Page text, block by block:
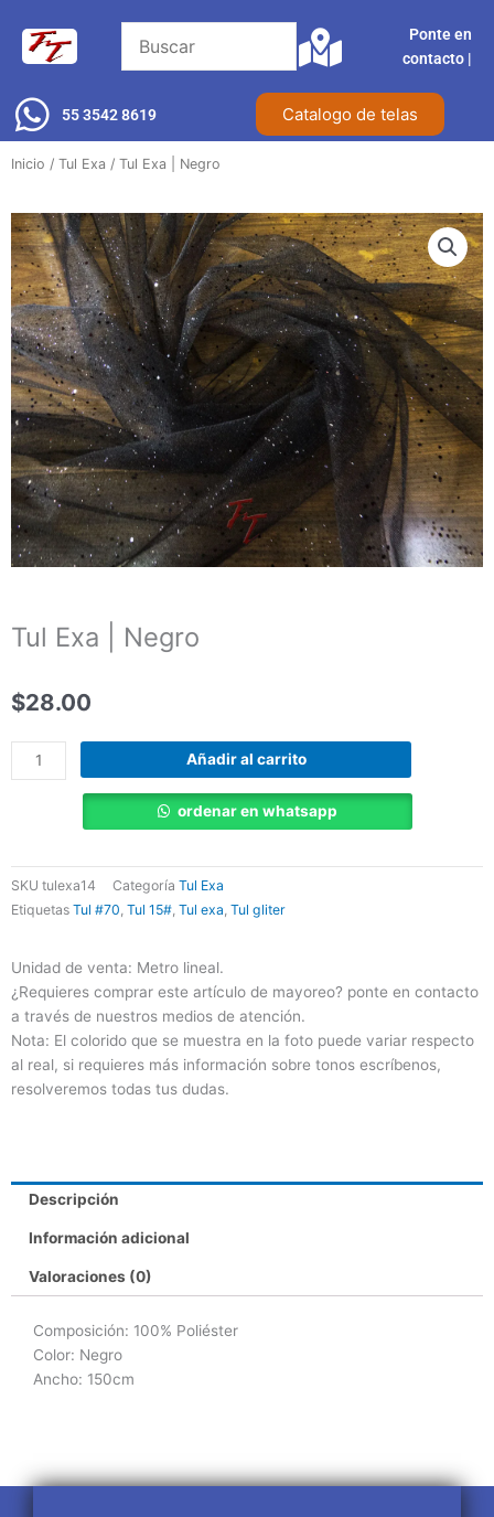
contenido
Ponte en
contacto |​
55 3542 8619 Catalogo de telas
Inicio / Tul Exa / Tul Exa | Negro
Tul Exa | Negro
$28.00
Exa
Añadir al carrito
ordenar en whatsapp
SKU tulexa14 Categoría Tul Exa
Etiquetas Tul #70, Tul 15#, Tul exa, Tul gliter
Unidad de venta: Metro lineal.
¿Requieres comprar este artículo de mayoreo? ponte en contacto
a través de nuestros medios de atención.
Nota: El colorido que se muestra en la foto puede variar respecto
al real, si requieres más información sobre tonos escríbenos,
resolveremos todas tus dudas.
Descripción
Información adicional
Valoraciones (0)
Composición: 100% Poliéster
Color: Negro
Ancho: 150cm